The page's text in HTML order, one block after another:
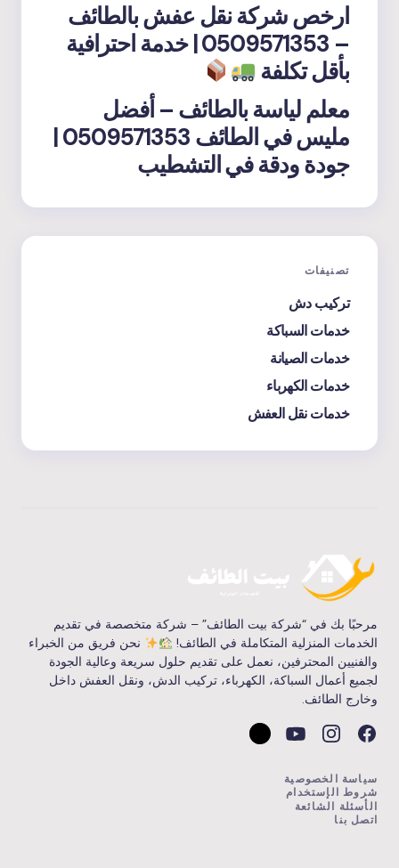
ارخص شركة نقل عفش بالطائف
– 0509571353 | خدمة احترافية
بأقل تكلفة
معلم لياسة بالطائف – أفضل
مليس في الطائف 0509571353 |
جودة ودقة في التشطيب
تصنيفات
تركيب دش
خدمات السباكة
خدمات الصيانة
خدمات الكهرباء
خدمات نقل العفش
مرحبًا بك في “شركة بيت الطائف” – شركة متخصصة في تقديم
الخدمات المنزلية المتكاملة في الطائف!
نحن فريق من الخبراء
والفنيين المحترفين، نعمل على تقديم حلول سريعة وعالية الجودة
لجميع أعمال السباكة، الكهرباء، تركيب الدش، ونقل العفش داخل
وخارج الطائف.
سياسة الخصوصية
شروط الإستخدام
الأسئلة الشائعة
اتصل بنا